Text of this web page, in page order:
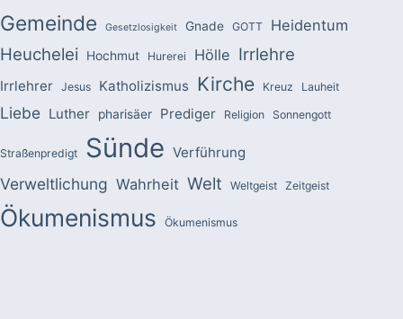
Gemeinde Gesetzlosigkeit Gnade GOTT Heidentum
Heuchelei Hochmut Hurerei Hölle Irrlehre
Irrlehrer Jesus Katholizismus Kirche Kreuz Lauheit
Liebe Luther pharisäer Prediger Religion Sonnengott
Straßenpredigt Sünde Verführung
Verweltlichung Wahrheit Welt Weltgeist Zeitgeist
Ökumenismus Ökumenismus